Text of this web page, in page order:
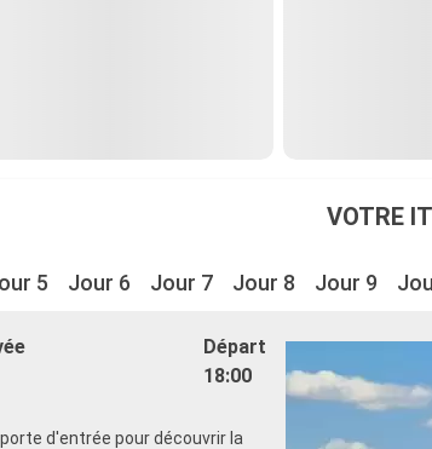
VOTRE
5 Jour 6 Jour 7 Jour 8 Jour 9
Départ
18:00
d'entrée pour découvrir la